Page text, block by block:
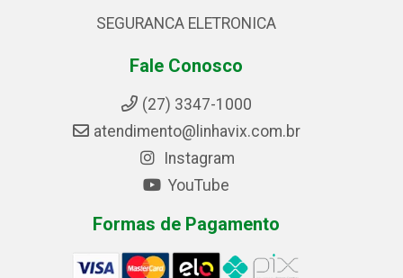
SEGURANCA ELETRONICA
Fale Conosco
(27) 3347-1000
atendimento@linhavix.com.br
Instagram
YouTube
Formas de Pagamento